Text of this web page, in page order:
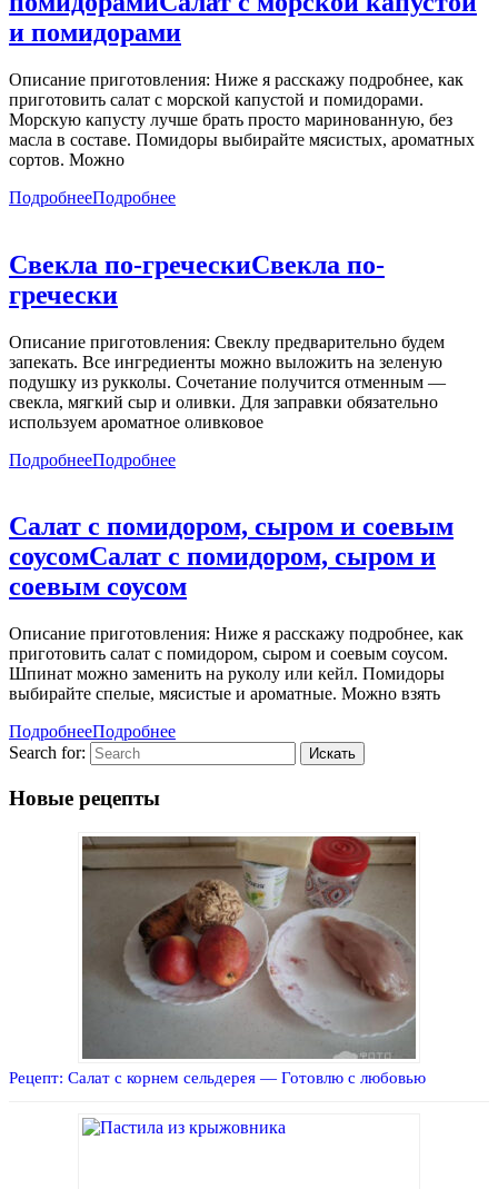
и помидорами
Описание приготовления: Ниже я расскажу подробнее, как
приготовить салат с морской капустой и помидорами.
Морскую капусту лучше брать просто маринованную, без
масла в составе. Помидоры выбирайте мясистых, ароматных
сортов. Можно
ПодробнееПодробнее
Свекла по-греческиСвекла по-
гречески
Описание приготовления: Свеклу предварительно будем
запекать. Все ингредиенты можно выложить на зеленую
подушку из рукколы. Сочетание получится отменным —
свекла, мягкий сыр и оливки. Для заправки обязательно
используем ароматное оливковое
ПодробнееПодробнее
Салат с помидором, сыром и соевым
соусомСалат с помидором, сыром и
соевым соусом
Описание приготовления: Ниже я расскажу подробнее, как
приготовить салат с помидором, сыром и соевым соусом.
Шпинат можно заменить на руколу или кейл. Помидоры
выбирайте спелые, мясистые и ароматные. Можно взять
ПодробнееПодробнее
Search for:
Новые рецепты
Рецепт: Салат с корнем сельдерея — Готовлю с любовью